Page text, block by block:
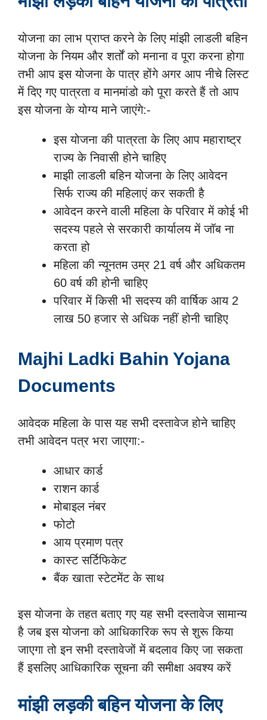
योजना का लाभ प्राप्त करने के लिए मांझी लाडली बहिन
योजना के नियम और शर्तों को मनाना व पूरा करना होगा
तभी आप इस योजना के पात्र होंगे अगर आप नीचे लिस्ट
में दिए गए पात्रता व मानमांडो को पूरा करते हैं तो आप
इस योजना के योग्य माने जाएंगे:-
इस योजना की पात्रता के लिए आप महाराष्ट्र
राज्य के निवासी होने चाहिए
माझी लाडली बहिन योजना के लिए आवेदन
सिर्फ राज्य की महिलाएं कर सकती है
आवेदन करने वाली महिला के परिवार में कोई भी
सदस्य पहले से सरकारी कार्यालय में जॉब ना
करता हो
महिला की न्यूनतम उम्र 21 वर्ष और अधिकतम
60 वर्ष की होनी चाहिए
परिवार में किसी भी सदस्य की वार्षिक आय 2
लाख 50 हजार से अधिक नहीं होनी चाहिए
Majhi Ladki Bahin Yojana
Documents
आवेदक महिला के पास यह सभी दस्तावेज होने चाहिए
तभी आवेदन पत्र भरा जाएगा:-
आधार कार्ड
राशन कार्ड
मोबाइल नंबर
फोटो
आय प्रमाण पत्र
कास्ट सर्टिफिकेट
बैंक खाता स्टेटमेंट के साथ
इस योजना के तहत बताए गए यह सभी दस्तावेज सामान्य
है जब इस योजना को आधिकारिक रूप से शुरू किया
जाएगा तो इन सभी दस्तावेजों में बदलाव किए जा सकता
हैं इसलिए आधिकारिक सूचना की समीक्षा अवश्य करें
मांझी लड़की बहिन योजना के लिए